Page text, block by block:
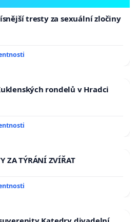
tresty za sexuální zločiny
rondelů v Hradci
ZA TÝRÁNÍ ZVÍŘAT